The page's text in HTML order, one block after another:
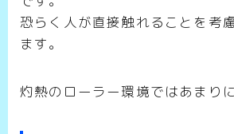
恐らく人が直接触れることを考
ます。
灼熱のローラー環境ではあまり